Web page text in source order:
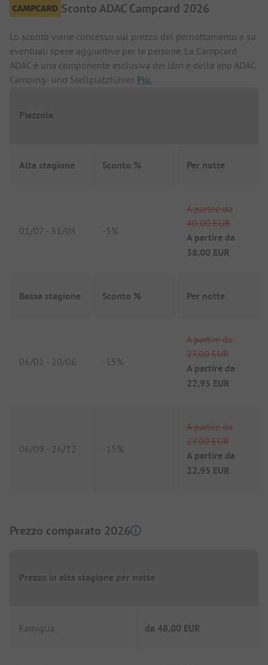
Sconto ADAC Campcard 2026
Lo sconto viene concesso sul prezzo del pernottamento e su
eventuali spese aggiuntive per le persone. La Campcard
ADAC è una componente esclusiva dei libri e della app ADAC
Camping- und Stellplatzführer. Più.
Piazzola
Alta stagione Sconto % Per notte
01/07 - 31/08 -5%
A partire da
40,00 EUR
A partire da
38,00 EUR
Bassa stagione Sconto % Per notte
06/01 - 20/06 -15%
A partire da
27,00 EUR
A partire da
22,95 EUR
06/09 - 26/12 -15%
A partire da
27,00 EUR
A partire da
22,95 EUR
Prezzo comparato 2026
Prezzo in alta stagione per notte
Famiglia da 48,00 EUR